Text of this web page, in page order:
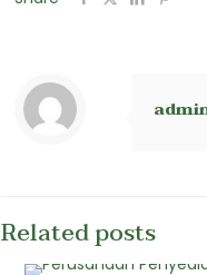
Related posts